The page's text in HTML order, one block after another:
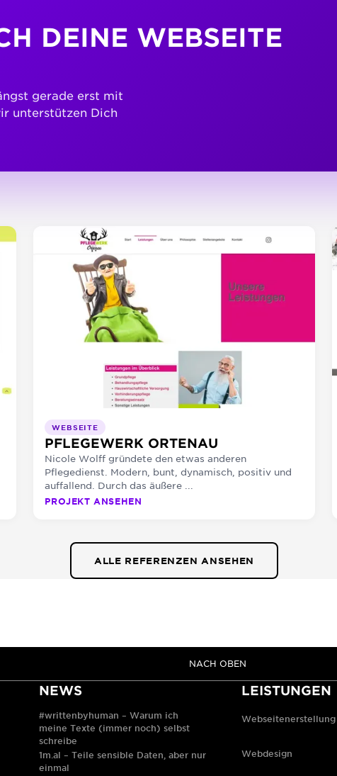
DEINE WEBSEITE
gerade erst mit
unterstützen Dich
WEBSEITE
PFLEGEWERK ORTENAU
Nicole Wolff gründete den etwas anderen
Pflegedienst. Modern, bunt, dynamisch, positiv und
auffallend. Durch das äußere ...
PROJEKT ANSEHEN
ALLE REFERENZEN ANSEHEN
NACH OBEN
NEWS
#writtenbyhuman – Warum ich
meine Texte (immer noch) selbst
schreibe
1m.al – Teile sensible Daten, aber nur
einmal
LEISTUNGEN
Webseitenerstellung
Webdesign